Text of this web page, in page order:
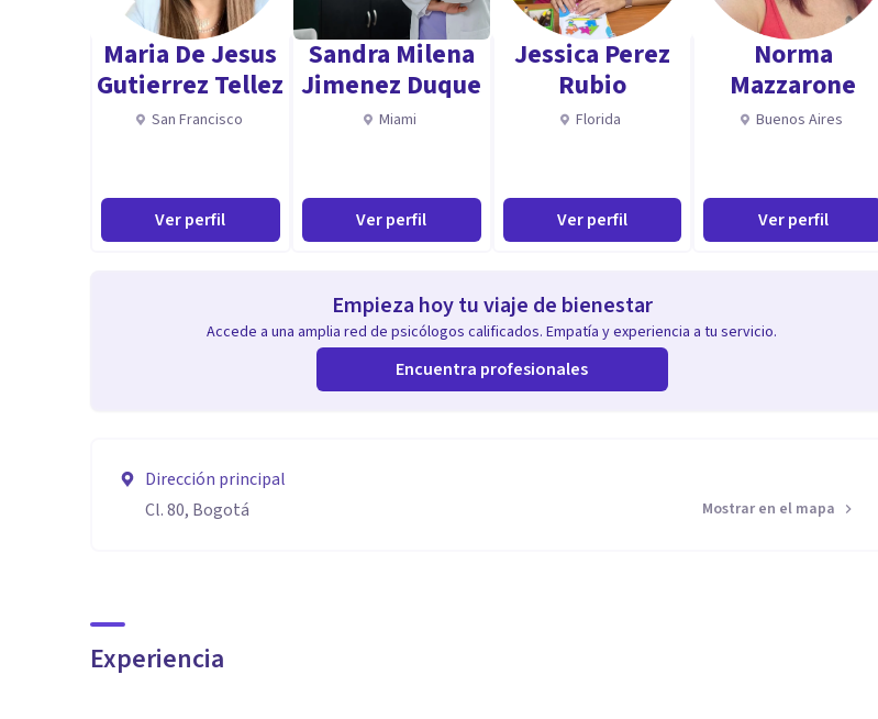
Maria De Jesus
Gutierrez Tellez
San Francisco
Ver perfil
Sandra Milena
Jimenez Duque
Miami
Ver perfil
Jessica Perez
Rubio
Florida
Ver perfil
Norma
Mazzarone
Buenos Aires
Ver perfil
Empieza hoy tu viaje de bienestar
Accede a una amplia red de psicólogos calificados. Empatía y experiencia a tu servicio.
Encuentra profesionales
Dirección principal
Cl. 80, Bogotá
Mostrar en el mapa
Experiencia